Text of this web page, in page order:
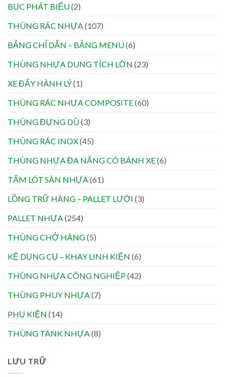
BỤC PHÁT BIỂU(2)
THÙNG RÁC NHỰA (107)
BẢNG CHỈ DẪN – BẢNG MENU(6)
THÙNG NHỰA DUNG TÍCH LỚN (23)
XE ĐẨY HÀNH LÝ(1)
THÙNG RÁC NHỰA COMPOSITE(60)
THÙNG ĐỰNG DÙ(3)
THÙNG RÁC INOX(45)
THÙNG NHỰA ĐA NĂNG CÓ BÁNH XE(6)
TẤM LÓT SÀN NHỰA (61)
LỒNG TRỮ HÀNG – PALLET LƯỚI (3)
PALLET NHỰA (254)
THÙNG CHỞ HÀNG(5)
KỆ DỤNG CỤ – KHAY LINH KIỆN (6)
THÙNG NHỰA CÔNG NGHIỆP(42)
THÙNG PHUY NHỰA (7)
PHỤ KIỆN (14)
THÙNG TANK NHỰA (8)
LƯU TRỮ